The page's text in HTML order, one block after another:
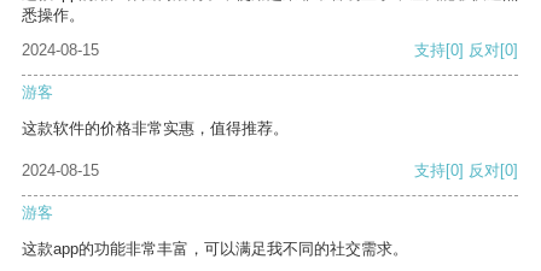
悉操作。
2024-08-15
支持[0] 反对[0]
游客
这款软件的价格非常实惠，值得推荐。
2024-08-15 支持[0] 反对[0]
游客
这款app的功能非常丰富，可以满足我不同的社交需求。